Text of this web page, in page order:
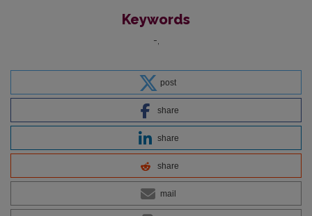
Keywords
-
post
share
share
share
mail